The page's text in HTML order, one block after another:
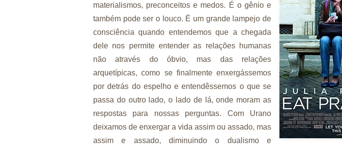
materialismos, preconceitos e medos. É o gênio e
também pode ser o louco. É um grande lampejo de
consciência quando entendemos que a chegada
dele nos permite entender as relações humanas
não através do óbvio, mas das relações
arquetípicas, como se finalmente enxergássemos
por detrás do espelho e entendêssemos o que se
passa do outro lado, o lado de lá, onde moram as
respostas para nossas perguntas. Com Urano
deixamos de enxergar a vida assim ou assado, mas
assim e assado, diminuindo o dualismo e